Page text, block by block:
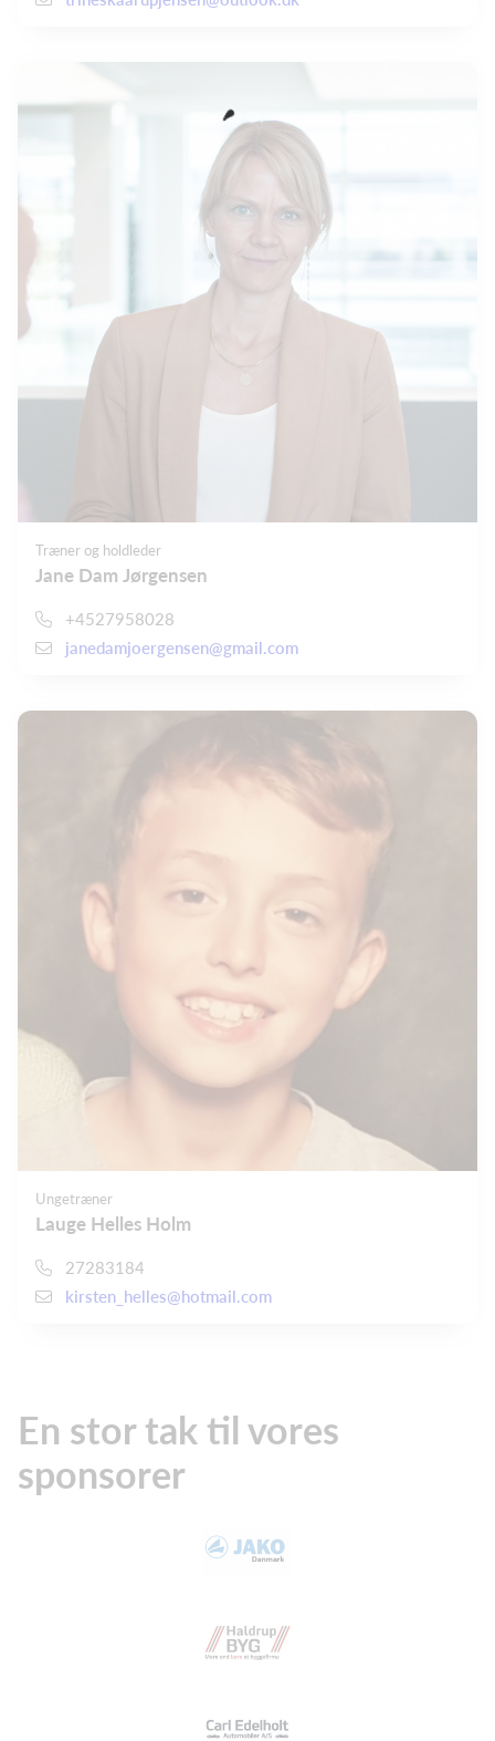
Træner og holdleder
Jane Dam Jørgensen
+4527958028
janedamjoergensen@gmail.com
Ungetræner
Lauge Helles Holm
27283184
kirsten_helles@hotmail.com
En stor tak til vores
sponsorer